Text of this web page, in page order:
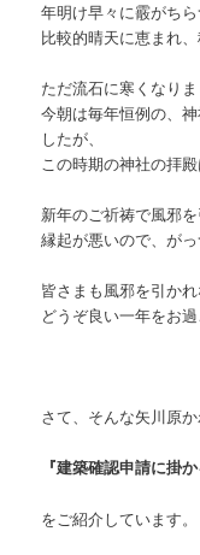
年明け早々に霰がちら
比較的晴天に恵まれ
ただ流石に寒くなり
今朝は毎年恒例の、
したが、
この時期の神社の拝
新年のご祈祷で風邪
縁起が悪いので、が
皆さまも風邪を引かれ
どうぞ良い一年をお過
さて、そんな矢川原
『建築確認申請に掛
をご紹介しています。